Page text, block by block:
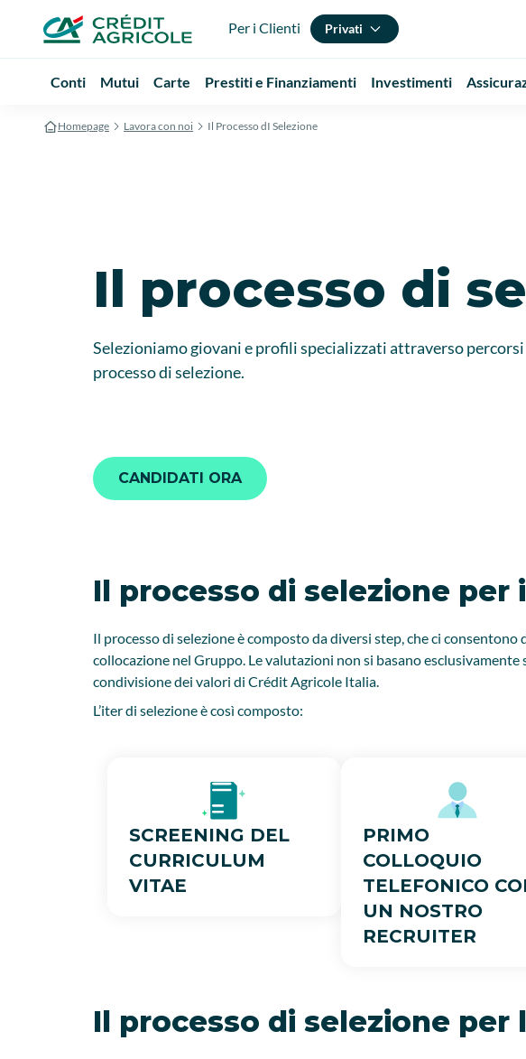
Per i Clienti Privati
Conti Mutui Carte Prestiti e Finanziamenti Investimenti
Homepage Lavora con noi Il Processo dI Selezione
Il processo di
Selezioniamo giovani e profili specializzati attraverso
processo di selezione.
CANDIDATI ORA
Il processo di selezione per
Il processo di selezione è composto da diversi step, che ci
collocazione nel Gruppo. Le valutazioni non si basano
condivisione dei valori di Crédit Agricole Italia.
L’iter di selezione è così composto:
SCREENING DEL
CURRICULUM
VITAE
PRIMO
COLLOQUIO
TELEFONICO
UN NOSTRO
RECRUITER
Il processo di selezione